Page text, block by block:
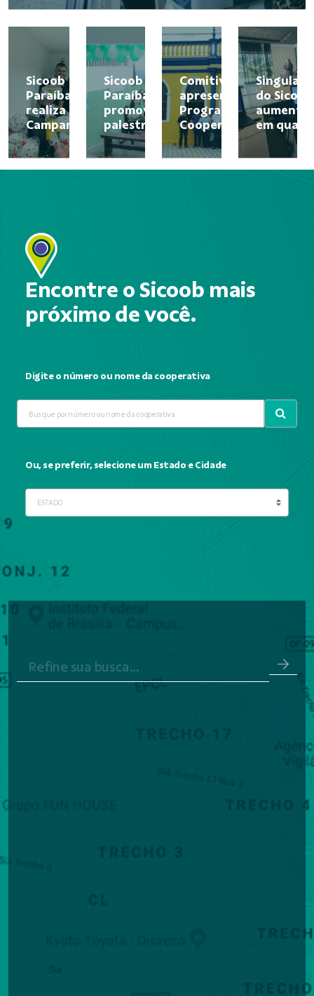
Sicoob
Paraíba
realiza
Campanha
Doe
Brinquedos
Sicoob
Paraíba
promove
palestra
de
educação
financeira
Comitiva
apresenta o
Programa
CooperJovem
à Prefeitura
de
Cabaceiras/PB
do Sicoob
em quase
30% a
dos seus
Encontre o Sicoob mais
próximo de você.
Digite o número ou nome da cooperativa
Ou, se preferir, selecione um Estado e Cidade